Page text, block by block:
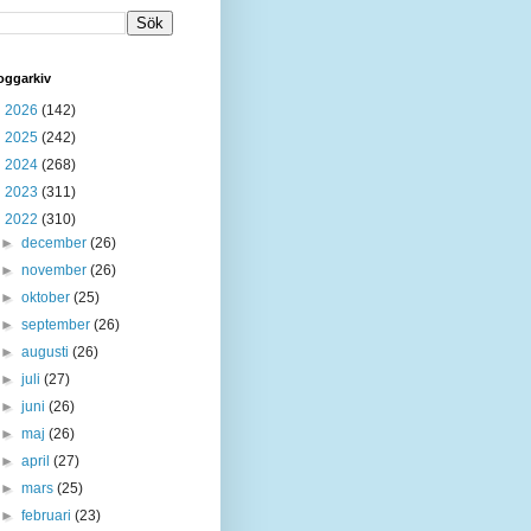
2026 (142)
2025 (242)
2024 (268)
2023 (311)
2022 (310)
►december(26)
►november(26)
►oktober(25)
►september(26)
►augusti(26)
►juli(27)
►juni(26)
►maj(26)
►april(27)
►mars(25)
►februari(23)